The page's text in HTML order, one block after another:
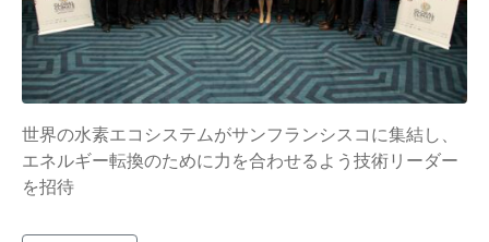
世界の水素エコシステムがサンフランシスコに集結し、
エネルギー転換のために力を合わせるよう技術リーダー
を招待